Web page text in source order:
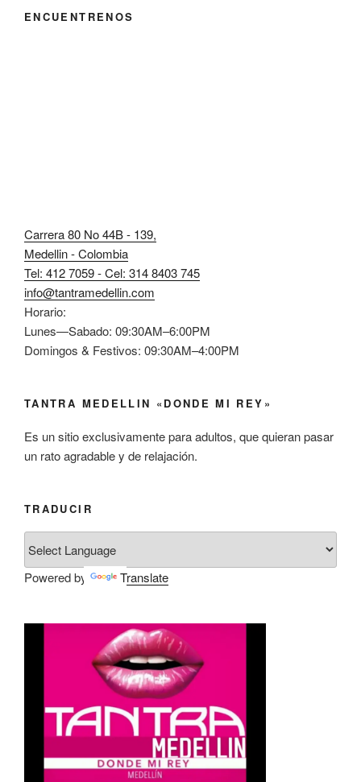
ENCUENTRENOS
Carrera 80 No 44B - 139,
Medellin - Colombia
Tel: 412 7059 - Cel: 314 8403 745
info@tantramedellin.com
Horario:
Lunes—Sabado: 09:30AM–6:00PM
Domingos & Festivos: 09:30AM–4:00PM
TANTRA MEDELLIN «DONDE MI REY»
Es un sitio exclusivamente para adultos, que quieran pasar
un rato agradable y de relajación.
TRADUCIR
Powered by Translate